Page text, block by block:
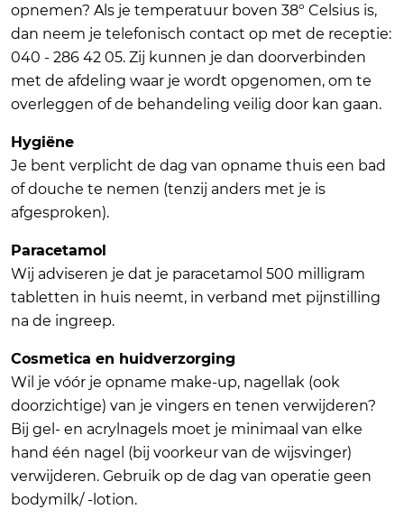
opnemen? Als je temperatuur boven 38º Celsius is,
dan neem je telefonisch contact op met de receptie:
040 - 286 42 05. Zij kunnen je dan doorverbinden
met de afdeling waar je wordt opgenomen, om te
overleggen of de behandeling veilig door kan gaan.
Hygiëne
Je bent verplicht de dag van opname thuis een bad
of douche te nemen (tenzij anders met je is
afgesproken).
Paracetamol
Wij adviseren je dat je paracetamol 500 milligram
tabletten in huis neemt, in verband met pijnstilling
na de ingreep.
Cosmetica en huidverzorging
Wil je vóór je opname make-up, nagellak (ook
doorzichtige) van je vingers en tenen verwijderen?
Bij gel- en acrylnagels moet je minimaal van elke
hand één nagel (bij voorkeur van de wijsvinger)
verwijderen. Gebruik op de dag van operatie geen
bodymilk/ -lotion.